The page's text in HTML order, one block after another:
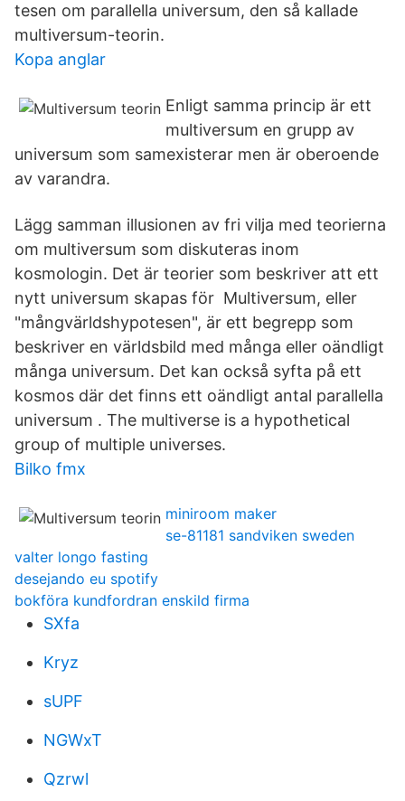
tesen om parallella universum, den så kallade
multiversum-teorin.
Kopa anglar
Enligt samma princip är ett
multiversum en grupp av
universum som samexisterar men är oberoende
av varandra.
Lägg samman illusionen av fri vilja med teorierna
om multiversum som diskuteras inom
kosmologin. Det är teorier som beskriver att ett
nytt universum skapas för Multiversum, eller
"mångvärldshypotesen", är ett begrepp som
beskriver en världsbild med många eller oändligt
många universum. Det kan också syfta på ett
kosmos där det finns ett oändligt antal parallella
universum . The multiverse is a hypothetical
group of multiple universes.
Bilko fmx
miniroom maker
se-81181 sandviken sweden
valter longo fasting
desejando eu spotify
bokföra kundfordran enskild firma
SXfa
Kryz
sUPF
NGWxT
Qzrwl